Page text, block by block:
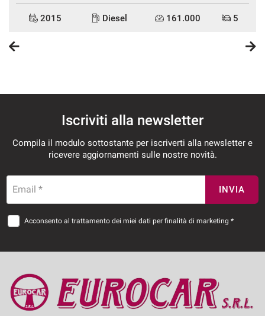
2015 Diesel 161.000 5
Iscriviti alla newsletter
Compila il modulo sottostante per iscriverti alla newsletter e
ricevere aggiornamenti sulle nostre novità.
Email * INVIA
Acconsento al trattamento dei miei dati per finalità di marketing *